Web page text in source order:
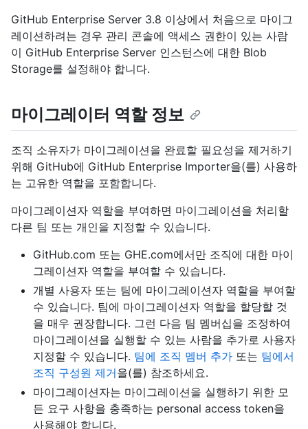
GitHub Enterprise Server 3.8 이상에서 처음으로 마이그
레이션하려는 경우 관리 콘솔에 액세스 권한이 있는 사람
이 GitHub Enterprise Server 인스턴스에 대한 Blob
Storage를 설정해야 합니다.
마이그레이터 역할 정보
조직 소유자가 마이그레이션을 완료할 필요성을 제거하기
위해 GitHub에 GitHub Enterprise Importer을(를) 사용하
는 고유한 역할을 포함합니다.
마이그레이션자 역할을 부여하면 마이그레이션을 처리할
다른 팀 또는 개인을 지정할 수 있습니다.
GitHub.com 또는 GHE.com에서만 조직에 대한 마이
그레이션자 역할을 부여할 수 있습니다.
개별 사용자 또는 팀에 마이그레이션자 역할을 부여할
수 있습니다. 팀에 마이그레이션자 역할을 할당할 것
을 매우 권장합니다. 그런 다음 팀 멤버십을 조정하여
마이그레이션을 실행할 수 있는 사람을 추가로 사용자
지정할 수 있습니다. 팀에 조직 멤버 추가 또는 팀에서
조직 구성원 제거을(를) 참조하세요.
마이그레이션자는 마이그레이션을 실행하기 위한 모
든 요구 사항을 충족하는 personal access token을
사용해야 합니다.